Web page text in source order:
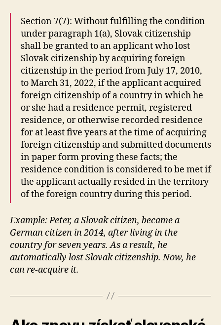
Section 7(7): Without fulfilling the condition
under paragraph 1(a), Slovak citizenship
shall be granted to an applicant who lost
Slovak citizenship by acquiring foreign
citizenship in the period from July 17, 2010,
to March 31, 2022, if the applicant acquired
foreign citizenship of a country in which he
or she had a residence permit, registered
residence, or otherwise recorded residence
for at least five years at the time of acquiring
foreign citizenship and submitted documents
in paper form proving these facts; the
residence condition is considered to be met if
the applicant actually resided in the territory
of the foreign country during this period.
Example: Peter, a Slovak citizen, became a
German citizen in 2014, after living in the
country for seven years. As a result, he
automatically lost Slovak citizenship. Now, he
can re-acquire it.